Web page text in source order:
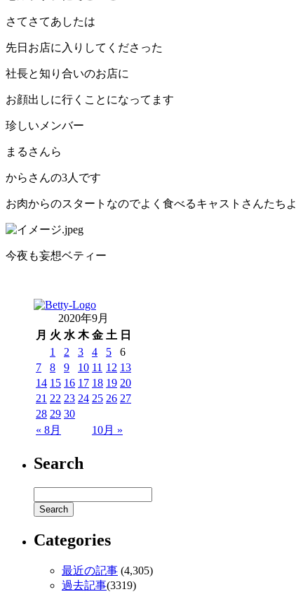
さてさてあしたは
先日お店に入りしてくださった
社長と知り合いのお店に
お顔出しに行くことになってます
珍しいメンバー
まるさんら
からさんの3人です
お肉からのスタートなのでよく食べるキャストさんたちよ
今夜も妄想ベティー
2020年9月
月 火 水 木 金 土 日
« 8月 10月 »
1 2 3 4 5
6
7
8 9 10 11 12 13
14 15 16 17 18 19 20
21 22 23 24 25 26 27
28 29 30
Search
Categories
最近の記事 (4,305)
過去記事(3319)